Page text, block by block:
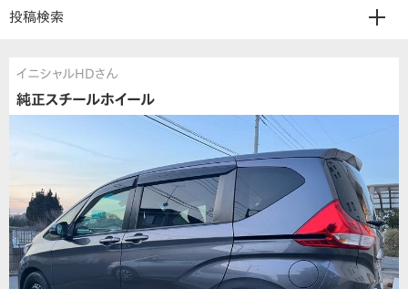
投稿検索
イニシャルHDさん
純正スチールホイール